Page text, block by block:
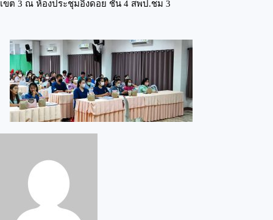
เขต 3 ณ ห้องประชุมอิงดอย ชั้น 4 สพป.ชม 3